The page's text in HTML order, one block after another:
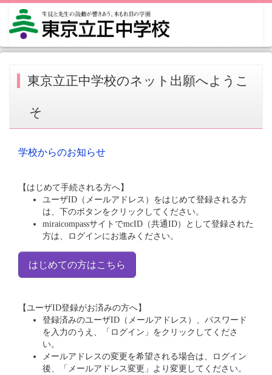
東京立正中学校のネット出願へようこ
そ
学校からのお知らせ
【はじめて手続される方へ】
ユーザID（メールアドレス）をはじめて登録される方
は、下のボタンをクリックしてください。
miraicompassサイトでmcID（共通ID）として登録された
方は、ログインにお進みください。
はじめての方はこちら
【ユーザID登録がお済みの方へ】
登録済みのユーザID（メールアドレス）、パスワード
を入力のうえ、「ログイン」をクリックしてくださ
い。
メールアドレスの変更を希望される場合は、ログイン
後、「メールアドレス変更」より変更してください。